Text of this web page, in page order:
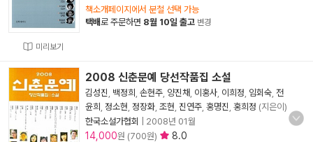
미리보기
책소개페이지에서 분철 선택 가능
택배로 주문하면 8월 10일 출고 변경
2008 신춘문예 당선작품집 소설
김성진 백정희 손현주 양진채 이홍사 이희정 임회숙 전
윤희 정소현 정장화 조현 진연주 홍명진 홍희정 (지은이)
한국소설가협회
2008년 01월
14,000원 (700원)
8.0